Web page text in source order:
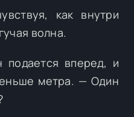
как внутри
волна.
вперед, и
метра. — Один